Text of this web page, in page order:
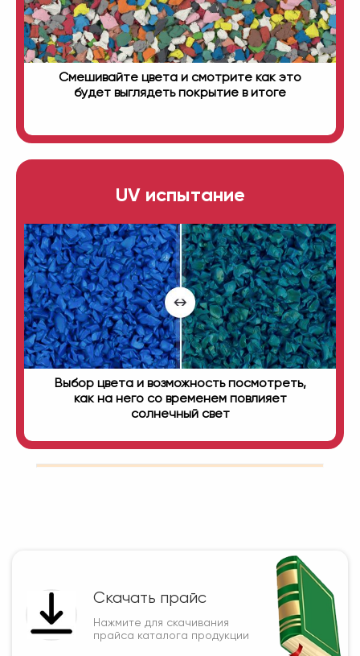
Смешивайте цвета и смотрите как это
будет выглядеть покрытие в итоге
UV испытание
Выбор цвета и возможность посмотреть,
как на него со временем повлияет
солнечный свет
Скачать прайс
Нажмите для скачивания
прайса каталога продукции